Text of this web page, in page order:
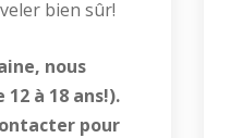
bien sûr!
nous
à 18 ans!).
pour